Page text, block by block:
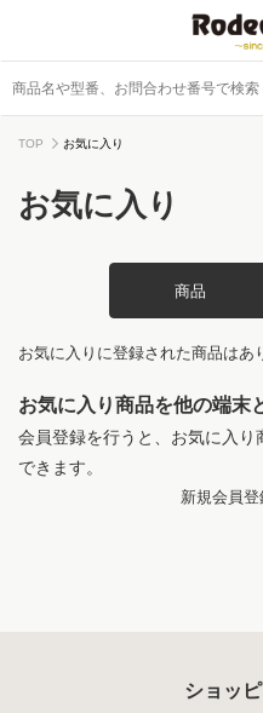
TOP お気に入り
お気に入り
商品
お気に入りに登録された商品はあ
お気に入り商品を他の端末
会員登録を行うと、お気に入
できます。
新規会員登
ショッ